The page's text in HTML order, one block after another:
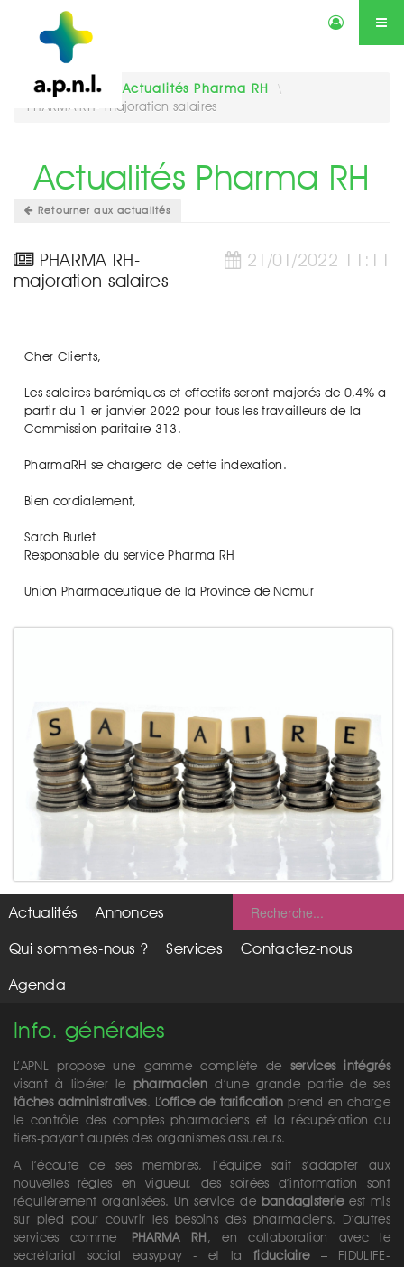
Actualités Annonces Qui sommes-nous ? Services
Contactez-nous Agenda
Vous êtes ici : Actualités Pharma RH
\
PHARMA RH- majoration salaires
Retourner aux actualités
Actualités Pharma RH
21/01/2022 11:11
PHARMA RH-
majoration salaires
Cher Clients,
Les salaires barémiques et effectifs seront majorés de 0,4% a
partir du 1 er janvier 2022 pour tous les travailleurs de la
Commission paritaire 313.
PharmaRH se chargera de cette indexation.
Bien cordialement,
Sarah Burlet
Responsable du service Pharma RH
Union Pharmaceutique de la Province de Namur
Actualités
Annonces
Qui sommes-nous ?
Services
Contactez-nous
Agenda
Info. générales
L’APNL propose une gamme complète de services intégrés
visant à libérer le pharmacien d’une grande partie de ses
tâches administratives. L’office de tarification prend en charge
le contrôle des comptes pharmaciens et la récupération du
tiers-payant auprès des organismes assureurs.
A l’écoute de ses membres, l’équipe sait s’adapter aux
nouvelles règles en vigueur, des soirées d’information sont
régulièrement organisées. Un service de bandagisterieest mis
sur pied pour couvrir les besoins des pharmaciens. D’autres
services comme PHARMA RH, en collaboration avec le
secrétariat social easypay - et lafiduciaire– FIDULIFE-